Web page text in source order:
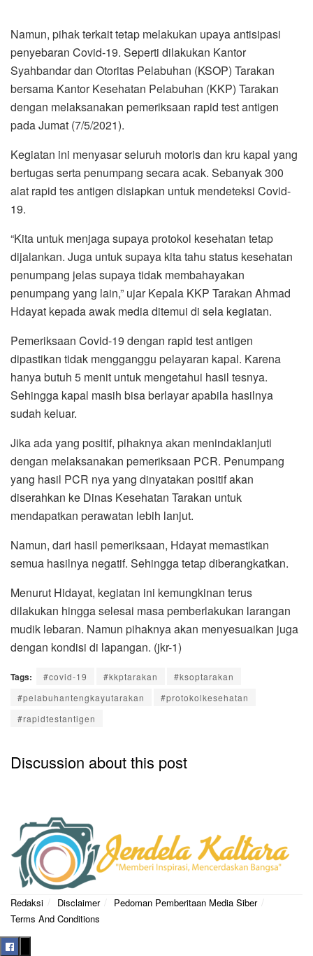
Namun, pihak terkait tetap melakukan upaya antisipasi
penyebaran Covid-19. Seperti dilakukan Kantor
Syahbandar dan Otoritas Pelabuhan (KSOP) Tarakan
bersama Kantor Kesehatan Pelabuhan (KKP) Tarakan
dengan melaksanakan pemeriksaan rapid test antigen
pada Jumat (7/5/2021).
Kegiatan ini menyasar seluruh motoris dan kru kapal yang
bertugas serta penumpang secara acak. Sebanyak 300
alat rapid tes antigen disiapkan untuk mendeteksi Covid-
19.
“Kita untuk menjaga supaya protokol kesehatan tetap
dijalankan. Juga untuk supaya kita tahu status kesehatan
penumpang jelas supaya tidak membahayakan
penumpang yang lain,” ujar Kepala KKP Tarakan Ahmad
Hdayat kepada awak media ditemui di sela kegiatan.
Pemeriksaan Covid-19 dengan rapid test antigen
dipastikan tidak mengganggu pelayaran kapal. Karena
hanya butuh 5 menit untuk mengetahui hasil tesnya.
Sehingga kapal masih bisa berlayar apabila hasilnya
sudah keluar.
Jika ada yang positif, pihaknya akan menindaklanjuti
dengan melaksanakan pemeriksaan PCR. Penumpang
yang hasil PCR nya yang dinyatakan positif akan
diserahkan ke Dinas Kesehatan Tarakan untuk
mendapatkan perawatan lebih lanjut.
Namun, dari hasil pemeriksaan, Hdayat memastikan
semua hasilnya negatif. Sehingga tetap diberangkatkan.
Menurut Hidayat, kegiatan ini kemungkinan terus
dilakukan hingga selesai masa pemberlakukan larangan
mudik lebaran. Namun pihaknya akan menyesuaikan juga
dengan kondisi di lapangan. (jkr-1)
Tags: #covid-19 #kkptarakan
#ksoptarakan
#pelabuhantengkayutarakan
#protokolkesehatan
#rapidtestantigen
Discussion about this post
Redaksi Disclaimer
Pedoman Pemberitaan Media Siber
Terms And Conditions